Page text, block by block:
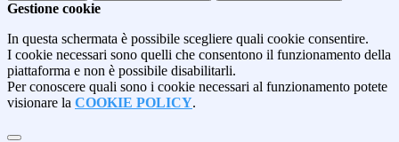
Gestione cookie
In questa schermata è possibile scegliere quali cookie consentire.
I cookie necessari sono quelli che consentono il funzionamento della
piattaforma e non è possibile disabilitarli.
Per conoscere quali sono i cookie necessari al funzionamento potete
visionare la COOKIE POLICY.